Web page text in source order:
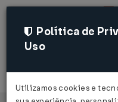
Política de
Uso
Utilizamos cookies e